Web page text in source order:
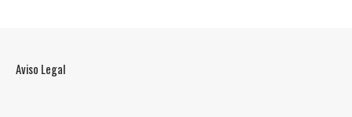
Aviso Legal